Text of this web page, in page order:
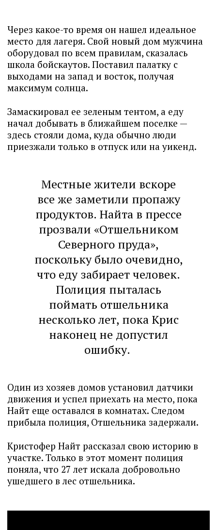
Через какое-то время он нашел идеальное
место для лагеря. Свой новый дом мужчина
оборудовал по всем правилам, сказалась
школа бойскаутов. Поставил палатку с
выходами на запад и восток, получая
максимум солнца.
Замаскировал ее зеленым тентом, а еду
начал добывать в ближайшем поселке —
здесь стояли дома, куда обычно люди
приезжали только в отпуск или на уикенд.
Местные жители вскоре
все же заметили пропажу
продуктов. Найта в прессе
прозвали «Отшельником
Северного пруда»,
поскольку было очевидно,
что еду забирает человек.
Полиция пыталась
поймать отшельника
несколько лет, пока Крис
наконец не допустил
ошибку.
Один из хозяев домов установил датчики
движения и успел приехать на место, пока
Найт еще оставался в комнатах. Следом
прибыла полиция, Отшельника задержали.
Кристофер Найт рассказал свою историю в
участке. Только в этот момент полиция
поняла, что 27 лет искала добровольно
ушедшего в лес отшельника.